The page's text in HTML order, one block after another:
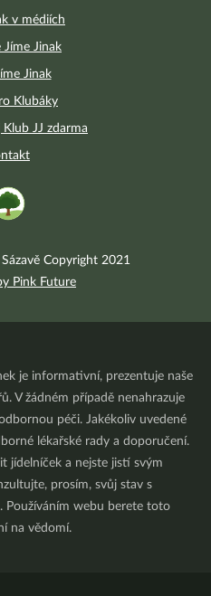
v médiích
Jíme Jinak
Jinak
Klubáky
Klub JJ zdarma
Copyright 2021
Pink Future
je informativní, prezentuje naše
V žádném případě nenahrazuje
péči. Jakékoliv uvedené
lékařské rady a doporučení.
jídelníček a nejste jistí svým
prosím, svůj stav s
Používáním webu berete toto
na vědomí.